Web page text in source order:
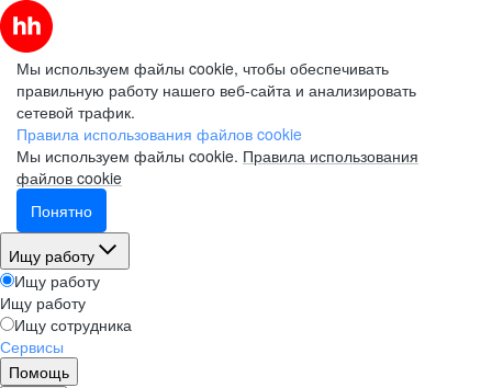
Мы используем файлы cookie, чтобы обеспечивать
правильную работу нашего веб-сайта и анализировать
сетевой трафик.
Правила использования файлов cookie
Мы используем файлы cookie. Правила использования
файлов cookie
Понятно
Ищу работу
Ищу работу
Ищу работу
Ищу сотрудника
Сервисы
Помощь